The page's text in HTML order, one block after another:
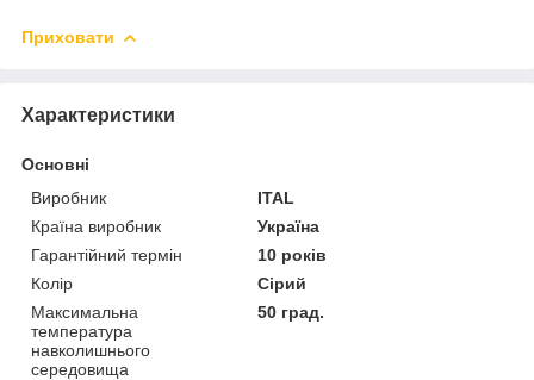
Приховати
Характеристики
Основні
Виробник
ITAL
Країна виробник
Україна
Гарантійний термін
10 років
Колір
Сірий
Максимальна
температура
навколишнього
середовища
50 град.